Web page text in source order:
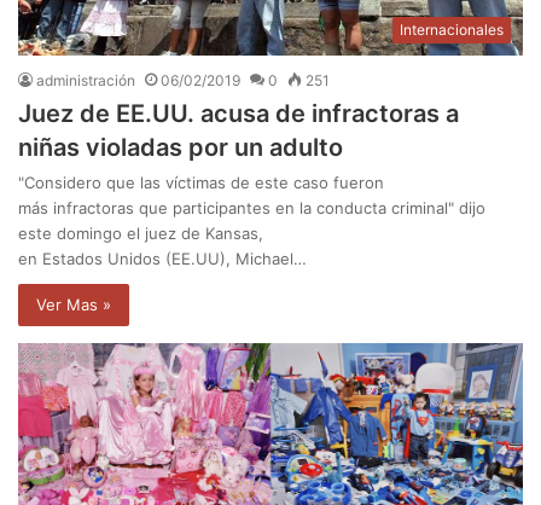
Internacionales
administración 06/02/2019 0 251
Juez de EE.UU. acusa de infractoras a
niñas violadas por un adulto
"Considero que las víctimas de este caso fueron
más infractoras que participantes en la conducta criminal" dijo
este domingo el juez de Kansas,
en Estados Unidos (EE.UU), Michael…
Ver Mas »